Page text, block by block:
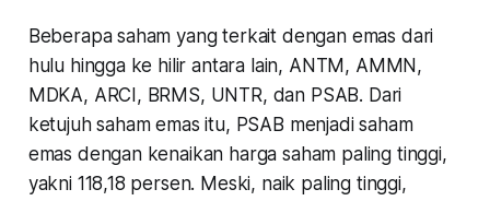
Beberapa saham yang terkait dengan emas dari
hulu hingga ke hilir antara lain, ANTM, AMMN,
MDKA, ARCI, BRMS, UNTR, dan PSAB. Dari
ketujuh saham emas itu, PSAB menjadi saham
emas dengan kenaikan harga saham paling tinggi,
yakni 118,18 persen. Meski, naik paling tinggi,